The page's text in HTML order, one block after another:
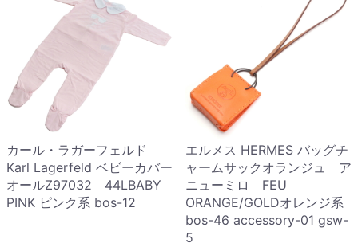
カール・ラガーフェルド
Karl Lagerfeld ベビーカバー
オールZ97032 44LBABY
PINK ピンク系 bos-12
エルメス HERMES バッグチ
ャームサックオランジュ ア
ニューミロ FEU
ORANGE/GOLDオレンジ系
bos-46 accessory-01 gsw-
5